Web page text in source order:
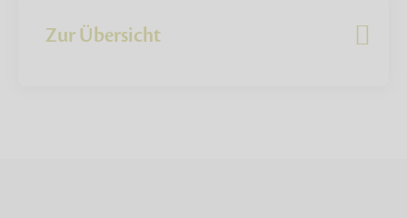
Zur Übersicht